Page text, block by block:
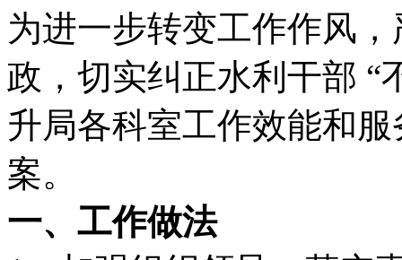
为进一步转变工作作风
政，切实纠正水利干部 “
升局各科室工作效能和
案。
一、工作做法